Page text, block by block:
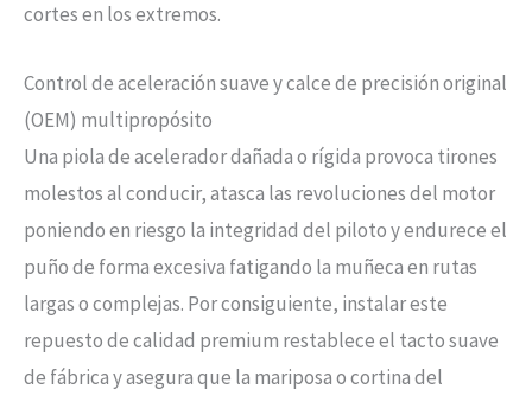
cortes en los extremos.
Control de aceleración suave y calce de precisión original
(OEM) multipropósito
Una piola de acelerador dañada o rígida provoca tirones
molestos al conducir, atasca las revoluciones del motor
poniendo en riesgo la integridad del piloto y endurece el
puño de forma excesiva fatigando la muñeca en rutas
largas o complejas. Por consiguiente, instalar este
repuesto de calidad premium restablece el tacto suave
de fábrica y asegura que la mariposa o cortina del